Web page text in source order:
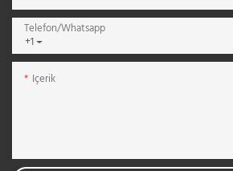
+1
Telefon/whatsapp
Içerik